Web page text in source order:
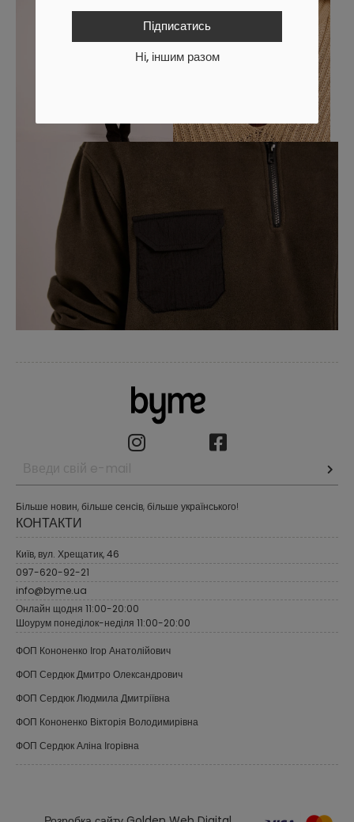
Підписатись
Ні, іншим разом
Більше новин, більше сенсів, більше українського!
КОНТАКТИ
Київ, вул. Хрещатик, 46
097-620-92-21
info@byme.ua
Онлайн щодня 11:00-20:00
Шоурум понеділок-неділя 11:00-20:00
ФОП Кононенко Ігор Анатолійович
ФОП Сердюк Дмитро Олександрович
ФОП Сердюк Людмила Дмитріївна
ФОП Кононенко Вікторія Володимирівна
ФОП Сердюк Аліна Ігорівна